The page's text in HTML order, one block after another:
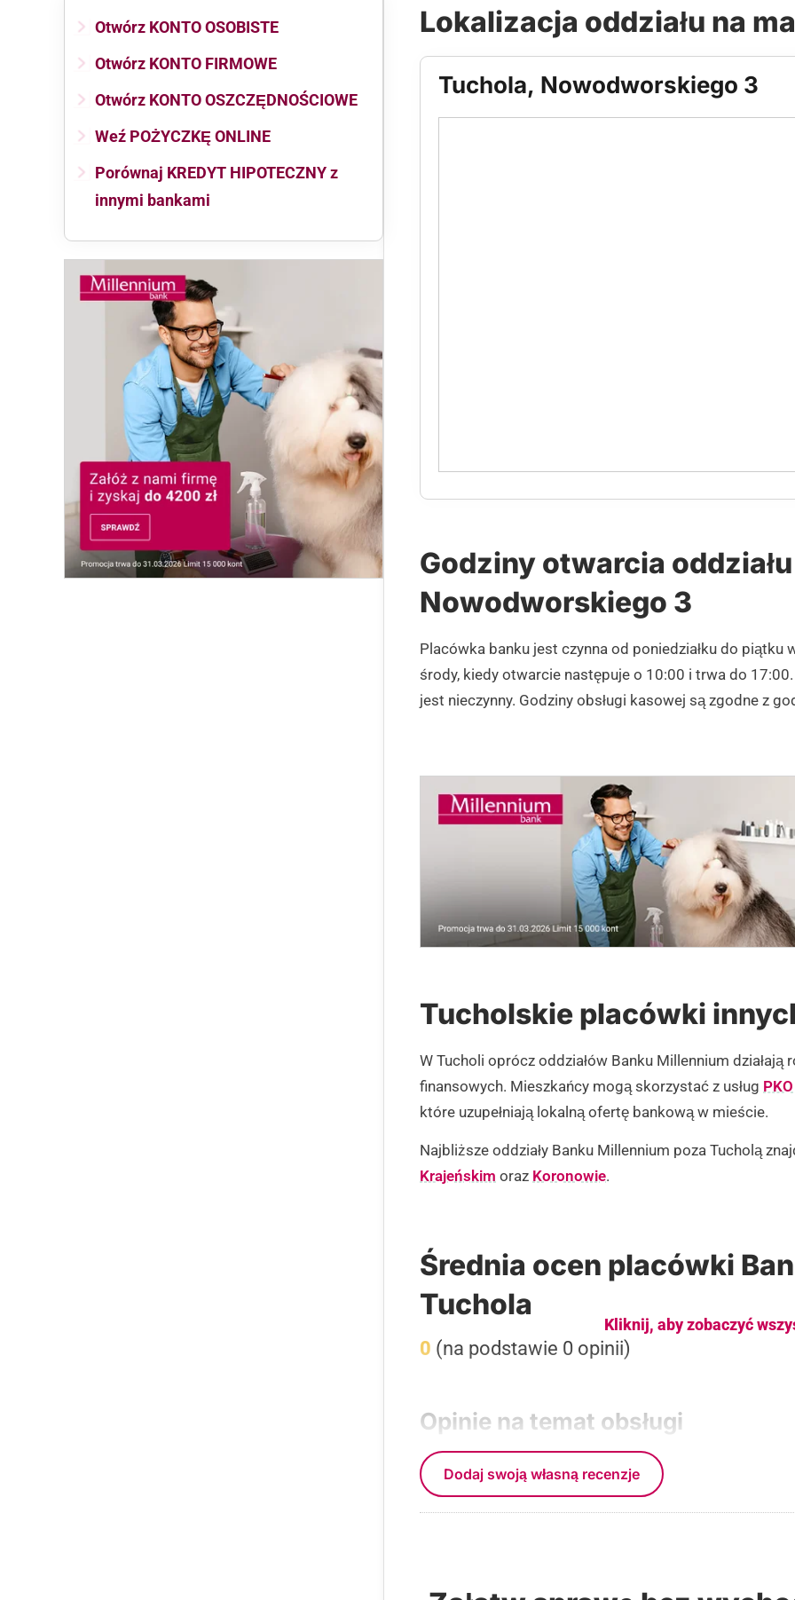
Otwórz KONTO OSOBISTE
Otwórz KONTO FIRMOWE
Otwórz KONTO OSZCZĘDNOŚCIOWE
Weź POŻYCZKĘ ONLINE
Porównaj KREDYT HIPOTECZNY z
innymi bankami
Lokalizacja oddziału na
Tuchola, Nowodworskiego 3
Godziny otwarcia
Nowodworskiego 3
Placówka banku jest czynna od poniedziałku do
środy, kiedy otwarcie następuje o 10:00 i trwa do
jest nieczynny. Godziny obsługi kasowej są zgodne z
Tucholskie placówki
W Tucholi oprócz oddziałów Banku Millennium
finansowych. Mieszkańcy mogą skorzystać z usług
które uzupełniają lokalną ofertę bankową w mieście.
Najbliższe oddziały Banku Millennium poza Tucholą
Krajeńskim oraz Koronowie.
Średnia ocen placówki
Tuchola
0 (na podstawie 0 opinii)
Opinie na temat obsługi
Kliknij, aby zobaczyć
Dodaj swoją własną recenzje